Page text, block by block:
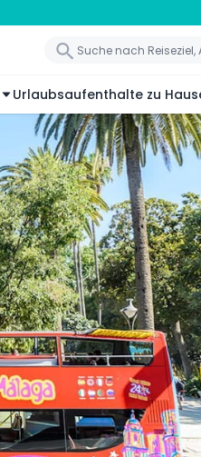
Urlaubsaufenthalte zu